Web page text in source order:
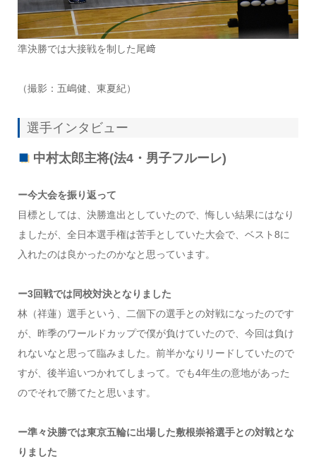
準決勝では大接戦を制した尾﨑
（撮影：五嶋健、東夏紀）
選手インタビュー
中村太郎主将(法4・男子フルーレ)
ー今大会を振り返って
目標としては、決勝進出としていたので、悔しい結果にはなり
ましたが、全日本選手権は苦手としていた大会で、ベスト8に
入れたのは良かったのかなと思っています。
ー3回戦では同校対決となりました
林（祥蓮）選手という、二個下の選手との対戦になったのです
が、昨季のワールドカップで僕が負けていたので、今回は負け
れないなと思って臨みました。前半かなりリードしていたので
すが、後半追いつかれてしまって。でも4年生の意地があった
のでそれで勝てたと思います。
ー準々決勝では東京五輪に出場した敷根崇裕選手との対戦とな
りました